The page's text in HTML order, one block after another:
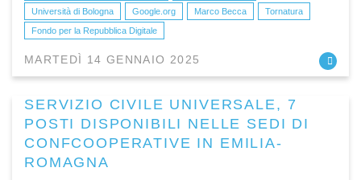
Università di Bologna
Google.org Marco Becca
Tornatura
Fondo per la Repubblica Digitale
MARTEDÌ 14 GENNAIO 2025
SERVIZIO CIVILE UNIVERSALE, 7
POSTI DISPONIBILI NELLE SEDI DI
CONFCOOPERATIVE IN EMILIA-
ROMAGNA